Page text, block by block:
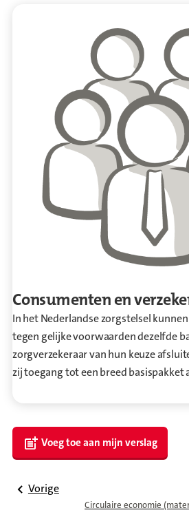
Consumenten en
In het Nederlandse zorgstelsel
tegen gelijke voorwaarden dezelfde
zorgverzekeraar van hun keuze
zij toegang tot een breed basispakket
Voeg toe aan mijn verslag
Vorige
Circulaire economie